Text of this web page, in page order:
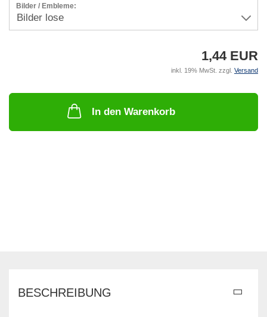
Bilder / Embleme:
1,44 EUR
inkl. 19% MwSt. zzgl. Versand
In den Warenkorb
BESCHREIBUNG